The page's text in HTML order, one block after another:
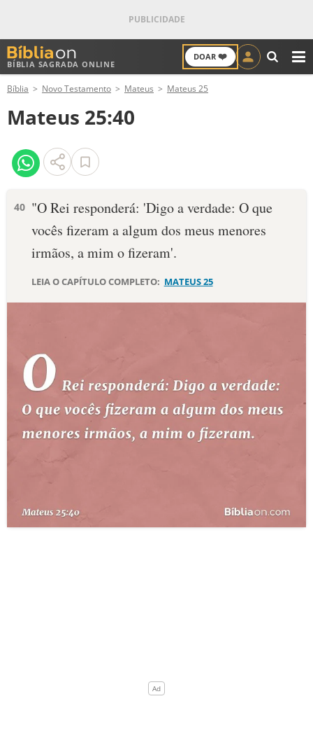
BÍBLIA SAGRADA ONLINE
DOAR ❤️
ANTIGO TESTAMENTO
NOVO TESTAMENTO
VERSÍCULOS
PALAVRA DO DIA
DEVOCIONAL DIÁRIO
ESTUDOS BÍBLICOS
ESBOÇOS DE PREGAÇÃO
TERMO BÍBLICO
Bíblia Novo Testamento Mateus Mateus 25
Mateus 25:40
40 "O Rei responderá: 'Digo a verdade: O que
vocês fizeram a algum dos meus menores
irmãos, a mim o fizeram'.
LEIA O CAPÍTULO COMPLETO: MATEUS 25